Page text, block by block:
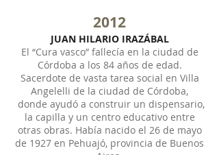
2012
JUAN HILARIO IRAZÁBAL
El “Cura vasco” fallecía en la ciudad de
Córdoba a los 84 años de edad.
Sacerdote de vasta tarea social en Villa
Angelelli de la ciudad de Córdoba,
donde ayudó a construir un dispensario,
la capilla y un centro educativo entre
otras obras. Había nacido el 26 de mayo
de 1927 en Pehuajó, provincia de Buenos